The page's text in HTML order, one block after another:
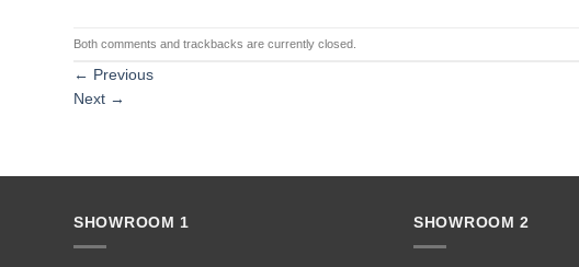
Both comments and trackbacks are currently closed.
← Previous
Next →
SHOWROOM 1 SHOWROOM 2